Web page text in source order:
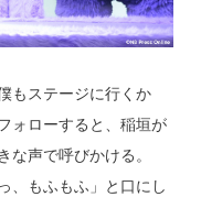
もステージに行くか
ォローすると、稲垣が
な声で呼びかける。
、もふもふ」と口にし